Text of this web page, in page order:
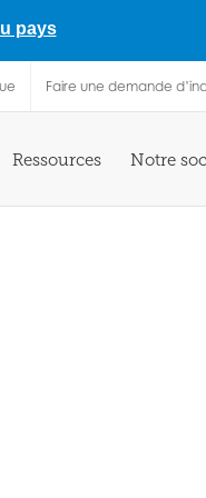
Faire une demande
Ressources Notre
pays